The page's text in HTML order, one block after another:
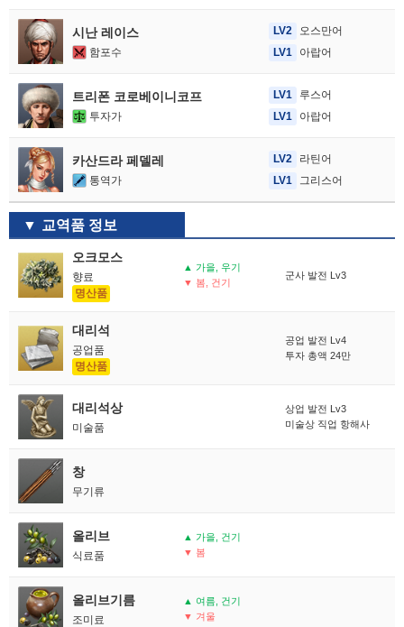
시난 레이스
함포수
LV2
오스만어
LV1
아랍어
트리폰 코로베이니코프
투자가
LV1
루스어
LV1
아랍어
카산드라 페델레
통역가
LV2
라틴어
LV1
그리스어
교역품 정보
오크모스
향료
명산품
▲ 가을, 우기
▼ 봄, 건기
군사 발전 Lv3
대리석
공업품
명산품
공업 발전 Lv4
투자 총액 24만
대리석상
미술품
상업 발전 Lv3
미술상 직업 항해사
창
무기류
올리브
식료품
▲ 가을, 건기
▼ 봄
올리브기름
조미료
▲ 여름, 건기
▼ 겨울